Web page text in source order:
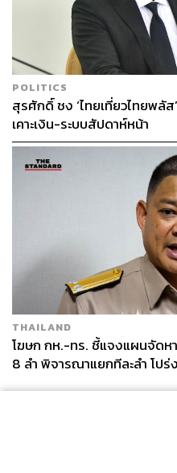
POLITICS
สุรศักดิ์ ชง ‘ไทยเที่ยวไทยพลั
เคาะเงิน-ระบบสัปดาห์หน้า
THAILAND
โฆษก กห.-ทร. ชี้แจงแผนจัดห
8 ลำ พิจารณาแยกทีละลำ โปร่